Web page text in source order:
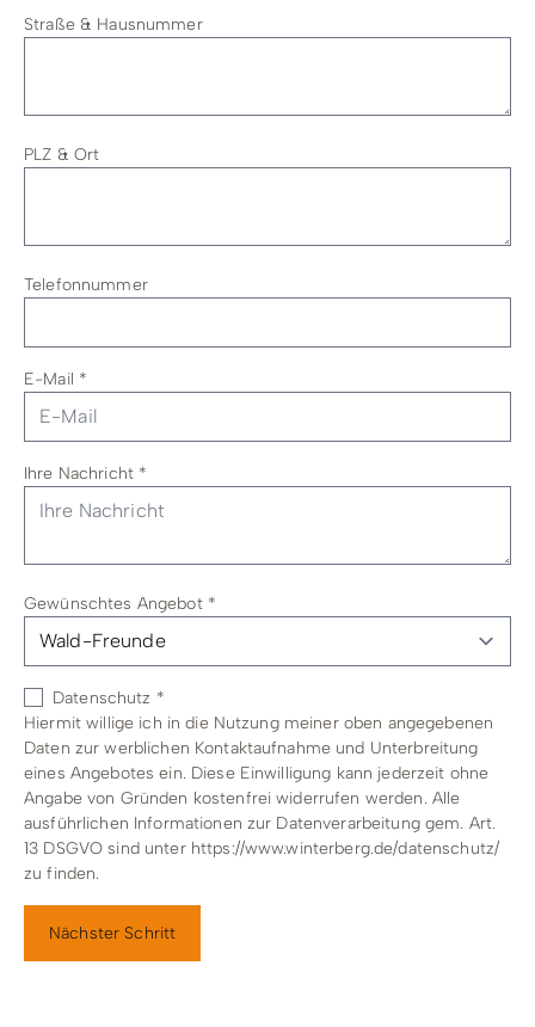
Straße & Hausnummer
PLZ & Ort
Telefonnummer
E-Mail *
Ihre Nachricht *
Gewünschtes Angebot *
Datenschutz *
Hiermit willige ich in die Nutzung meiner oben angegebenen
Daten zur werblichen Kontaktaufnahme und Unterbreitung
eines Angebotes ein. Diese Einwilligung kann jederzeit ohne
Angabe von Gründen kostenfrei widerrufen werden. Alle
ausführlichen Informationen zur Datenverarbeitung gem. Art.
13 DSGVO sind unter https://www.winterberg.de/datenschutz/
zu finden.
Nächster Schritt